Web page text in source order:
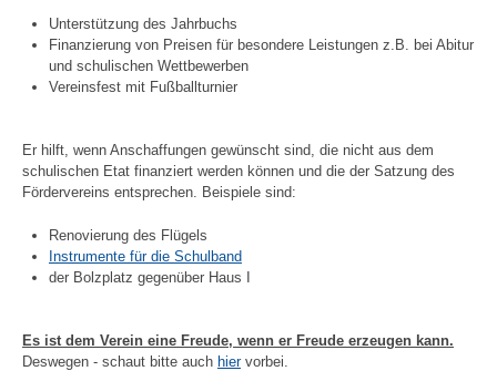
Unterstützung des Jahrbuchs
Finanzierung von Preisen für besondere Leistungen z.B. bei Abitur
und schulischen Wettbewerben
Vereinsfest mit Fußballturnier
Er hilft, wenn Anschaffungen gewünscht sind, die nicht aus dem
schulischen Etat finanziert werden können und die der Satzung des
Fördervereins entsprechen. Beispiele sind:
Renovierung des Flügels
Instrumente für die Schulband
der Bolzplatz gegenüber Haus I
Es ist dem Verein eine Freude, wenn er Freude erzeugen kann.
Deswegen - schaut bitte auch hiervorbei.